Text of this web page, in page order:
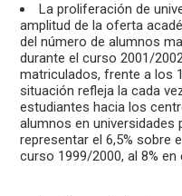
La proliferación de
amplitud de la oferta
del número de alumnos
durante el curso 2001/
matriculados, frente a los
situación refleja la cada
estudiantes hacia los
alumnos en universidades
representar el 6,5% sobre
curso 1999/2000, al 8%